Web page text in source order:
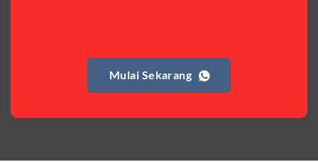
Mulai Sekarang